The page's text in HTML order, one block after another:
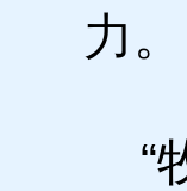
力。
“